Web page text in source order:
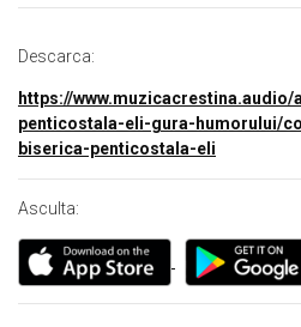
Descarca:
https://
penticostala-eli-gura-humorului/
biserica-penticostala-eli
Asculta: